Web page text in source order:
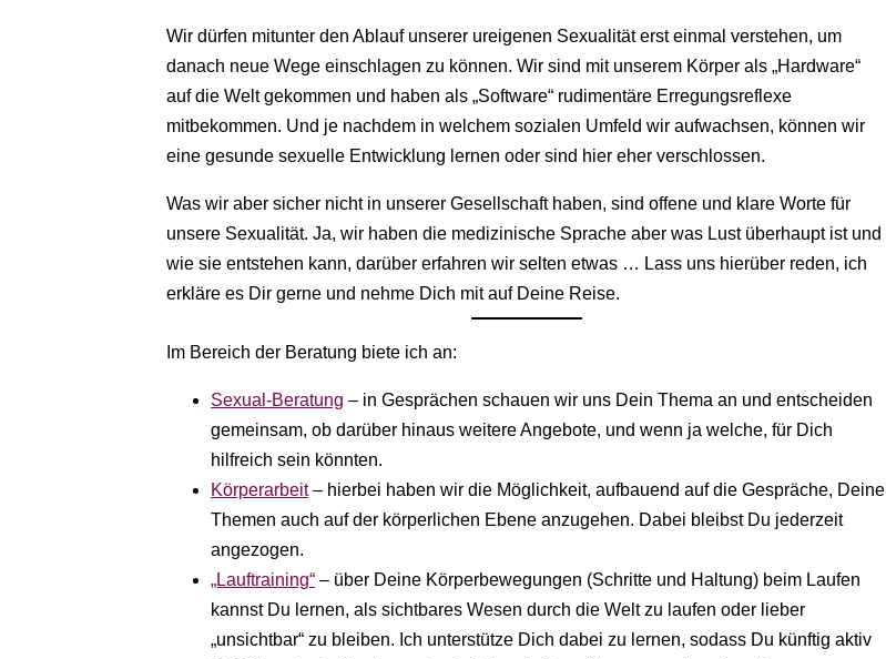
Wir dürfen mitunter den Ablauf unserer ureigenen Sexualität erst einmal verstehen, um
danach neue Wege einschlagen zu können. Wir sind mit unserem Körper als „Hardware“
auf die Welt gekommen und haben als „Software“ rudimentäre Erregungsreflexe
mitbekommen. Und je nachdem in welchem sozialen Umfeld wir aufwachsen, können wir
eine gesunde sexuelle Entwicklung lernen oder sind hier eher verschlossen.
Was wir aber sicher nicht in unserer Gesellschaft haben, sind offene und klare Worte für
unsere Sexualität. Ja, wir haben die medizinische Sprache aber was Lust überhaupt ist und
wie sie entstehen kann, darüber erfahren wir selten etwas … Lass uns hierüber reden, ich
erkläre es Dir gerne und nehme Dich mit auf Deine Reise.
Im Bereich der Beratung biete ich an:
Sexual-Beratung – in Gesprächen schauen wir uns Dein Thema an und entscheiden
gemeinsam, ob darüber hinaus weitere Angebote, und wenn ja welche, für Dich
hilfreich sein könnten.
Körperarbeit– hierbei haben wir die Möglichkeit, aufbauend auf die Gespräche, Deine
Themen auch auf der körperlichen Ebene anzugehen. Dabei bleibst Du jederzeit
angezogen.
„Lauftraining“ – über Deine Körperbewegungen (Schritte und Haltung) beim Laufen
kannst Du lernen, als sichtbares Wesen durch die Welt zu laufen oder lieber
„unsichtbar“ zu bleiben. Ich unterstütze Dich dabei zu lernen, sodass Du künftig aktiv